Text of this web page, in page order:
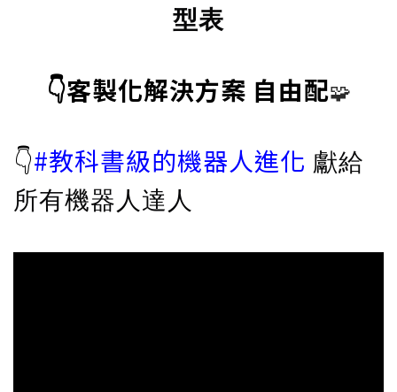
型表
👇客製化解決方案 自由配🧩
👇#教科書級的機器人進化 獻給
所有機器人達人